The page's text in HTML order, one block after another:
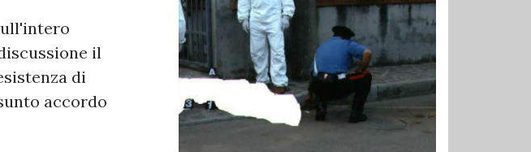
il
di
accordo